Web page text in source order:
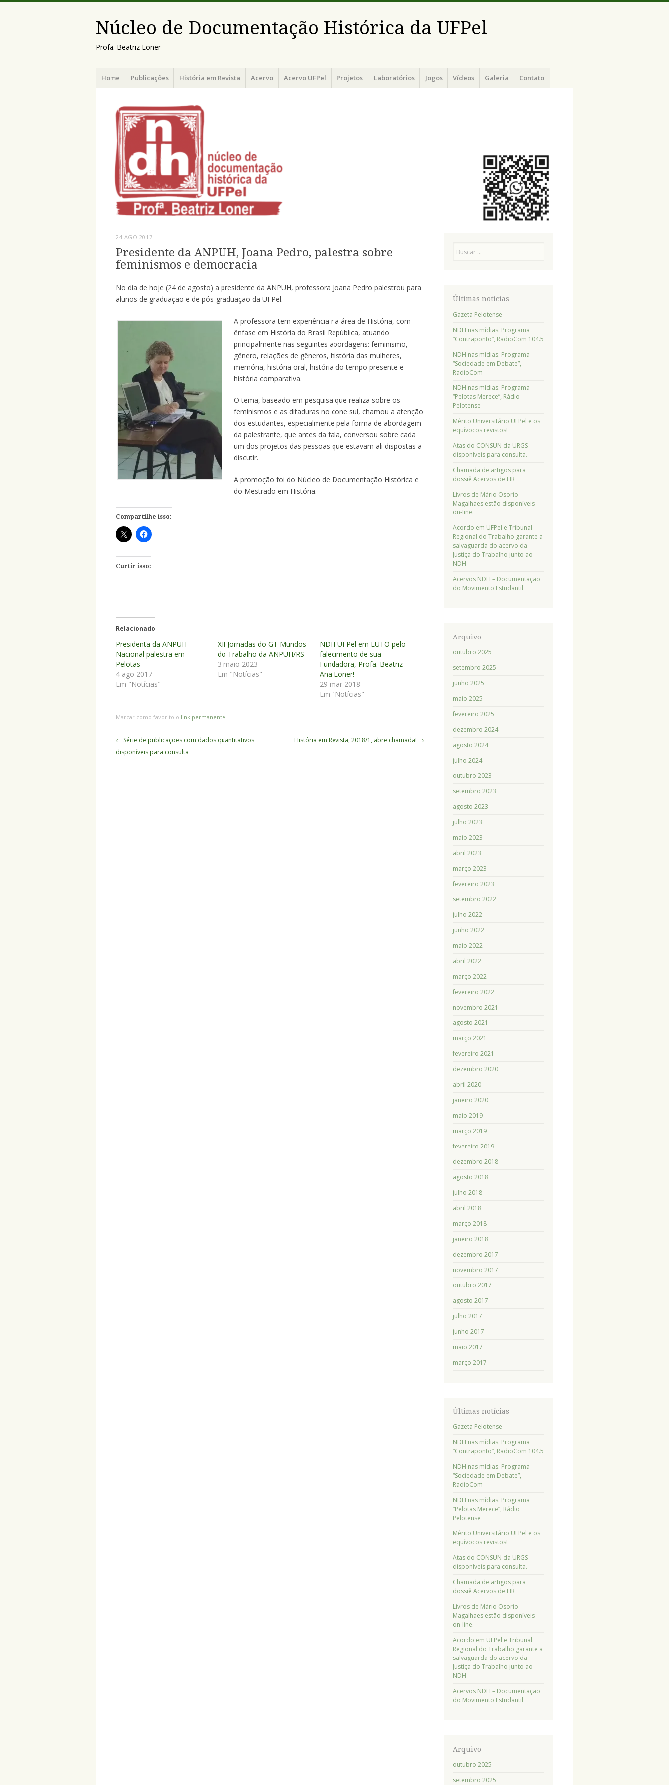
Núcleo de Documentação Histórica da UFPel
Profa. Beatriz Loner
Menu
Pular
para
conteúdo
Home Publicações História em Revista Acervo Acervo UFPel Projetos Laboratórios Jogos Vídeos Galeria Contato
24 AGO 2017
Presidente da ANPUH, Joana Pedro, palestra sobre
feminismos e democracia
No dia de hoje (24 de agosto) a presidente da ANPUH, professora Joana Pedro palestrou para
alunos de graduação e de pós-graduação da UFPel.
A professora tem experiência na área de História, com
ênfase em História do Brasil República, atuando
principalmente nas seguintes abordagens: feminismo,
gênero, relações de gêneros, história das mulheres,
memória, história oral, história do tempo presente e
história comparativa.
O tema, baseado em pesquisa que realiza sobre os
feminismos e as ditaduras no cone sul, chamou a atenção
dos estudantes, especialmente pela forma de abordagem
da palestrante, que antes da fala, conversou sobre cada
um dos projetos das pessoas que estavam ali dispostas a
discutir.
A promoção foi do Núcleo de Documentação Histórica e
do Mestrado em História.
Compartilhe isso:
Curtir isso:
Relacionado
Presidenta da ANPUH
Nacional palestra em
Pelotas
4 ago 2017
Em "Notícias"
XII Jornadas do GT Mundos
do Trabalho da ANPUH/RS
3 maio 2023
Em "Notícias"
NDH UFPel em LUTO pelo
falecimento de sua
Fundadora, Profa. Beatriz
Ana Loner!
29 mar 2018
Em "Notícias"
Marcar como favorito o link permanente.
Navegação
de
← Série de publicações com dados quantitativos
disponíveis para consulta
História em Revista, 2018/1, abre chamada! →
Últimas notícias
Gazeta Pelotense
NDH nas mídias. Programa
“Contraponto”, RadioCom 104.5
NDH nas mídias. Programa
“Sociedade em Debate”,
RadioCom
NDH nas mídias. Programa
“Pelotas Merece”, Rádio
Pelotense
Mérito Universitário UFPel e os
equívocos revistos!
Atas do CONSUN da URGS
disponíveis para consulta.
Chamada de artigos para
dossiê Acervos de HR
Livros de Mário Osorio
Magalhaes estão disponíveis
on-line.
Acordo em UFPel e Tribunal
Regional do Trabalho garante a
salvaguarda do acervo da
Justiça do Trabalho junto ao
NDH
Acervos NDH – Documentação
do Movimento Estudantil
Arquivo
outubro 2025
setembro 2025
junho 2025
maio 2025
fevereiro 2025
dezembro 2024
agosto 2024
julho 2024
outubro 2023
setembro 2023
agosto 2023
julho 2023
maio 2023
abril 2023
março 2023
fevereiro 2023
setembro 2022
julho 2022
junho 2022
maio 2022
abril 2022
março 2022
fevereiro 2022
novembro 2021
agosto 2021
março 2021
fevereiro 2021
dezembro 2020
abril 2020
janeiro 2020
maio 2019
março 2019
fevereiro 2019
dezembro 2018
agosto 2018
julho 2018
abril 2018
março 2018
janeiro 2018
dezembro 2017
novembro 2017
outubro 2017
agosto 2017
julho 2017
junho 2017
maio 2017
março 2017
Últimas notícias
Gazeta Pelotense
NDH nas mídias. Programa
“Contraponto”, RadioCom 104.5
NDH nas mídias. Programa
“Sociedade em Debate”,
RadioCom
NDH nas mídias. Programa
“Pelotas Merece”, Rádio
Pelotense
Mérito Universitário UFPel e os
equívocos revistos!
Atas do CONSUN da URGS
disponíveis para consulta.
Chamada de artigos para
dossiê Acervos de HR
Livros de Mário Osorio
Magalhaes estão disponíveis
on-line.
Acordo em UFPel e Tribunal
Regional do Trabalho garante a
salvaguarda do acervo da
Justiça do Trabalho junto ao
NDH
Acervos NDH – Documentação
do Movimento Estudantil
Arquivo
outubro 2025
setembro 2025